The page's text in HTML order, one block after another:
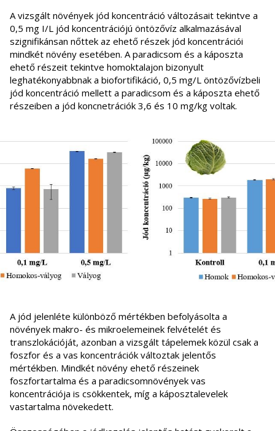
A vizsgált növények jód koncentráció változásait tekintve a
0,5 mg I/L jód koncentrációjú öntözővíz alkalmazásával
szignifikánsan nőttek az ehető részek jód koncentrációi
mindkét növény esetében. A paradicsom és a káposzta
ehető részeit tekintve homoktalajon bizonyult
leghatékonyabbnak a biofortifikáció, 0,5 mg/L öntözővízbeli
jód koncentráció mellett a paradicsom és a káposzta ehető
részeiben a jód koncnetrációk 3,6 és 10 mg/kg voltak.
A jód jelenléte különböző mértékben befolyásolta a
növények makro- és mikroelemeinek felvételét és
transzlokációját, azonban a vizsgált tápelemek közül csak a
foszfor és a vas koncentrációk változtak jelentős
mértékben. Mindkét növény ehető részeinek
foszfortartalma és a paradicsomnövények vas
koncentrációja is csökkentek, míg a káposztalevelek
vastartalma növekedett.